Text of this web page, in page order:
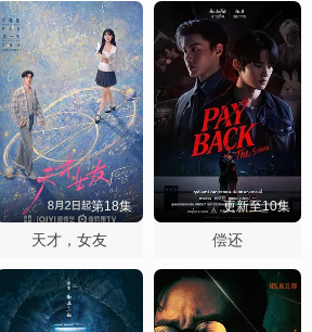
第18集
天才，女友
更新至10集
偿还